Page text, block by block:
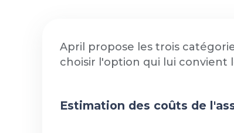
April propose les trois
choisir l'option qui lui convient
Estimation des coûts de